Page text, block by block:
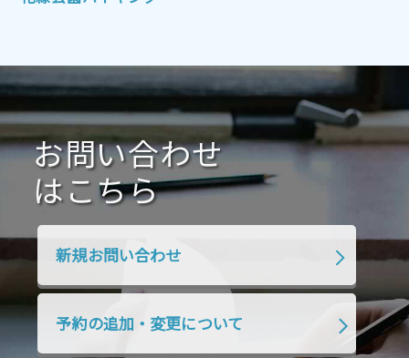
2021年1月 2020年12月 2020年11月
2020年10月 2020年9月 2020年8月
2020年7月 2020年6月 2020年5月
2020年4月 2020年3月 2020年2月
2019年9月
2019年4月
お問い合わせ
はこちら
新規お問い合わせ
予約の追加・変更について